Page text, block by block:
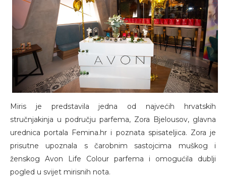
Miris je predstavila jedna od najvećih hrvatskih
stručnjakinja u području parfema, Zora Bjelousov, glavna
urednica portala Femina.hr i poznata spisateljica. Zora je
prisutne upoznala s čarobnim sastojcima muškog i
ženskog Avon Life Colour parfema i omogućila dublji
pogled u svijet mirisnih nota.